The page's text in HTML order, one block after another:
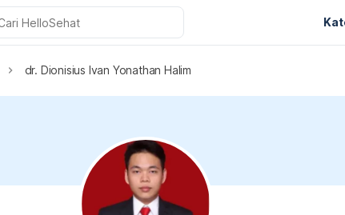
dr. Dionisius Ivan Yonathan Halim